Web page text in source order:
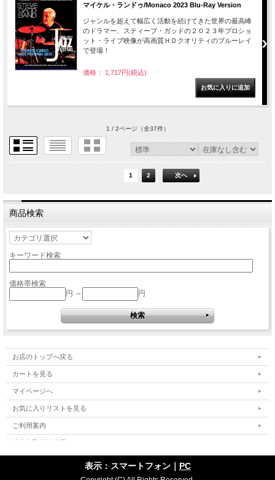
マイケル・ランドゥ/Monaco 2023 Blu-Ray Version
ジャンルを超えて幅広く活動を続けてきた世界の最高峰
のドラマー、スティーブ・ガッドの２０２３年プロショ
ット・ライブ映像が高画質ＨＤクオリティのブルーレイ
で登場！
価格： 1,717円(税込)
1 / 2ページ（全37件）
1 2 次へ
商品検索
キーワード検索
価格帯検索
円 ～
円
お店のトップへ戻る
カートを見る
マイページへ
お気に入りリストを見る
ご利用案内
特定商取引法表示
表示：スマートフォン｜ PC